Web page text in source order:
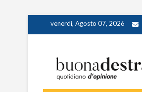
venerdì, Agosto 07, 2026